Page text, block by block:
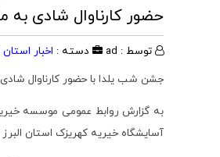
حضور کارناوال شادی به
توسط : ad دسته : اخبار استان
جشن شب یلدا با حضور کارناوال
به گزارش روابط عمومی موسسه
آسایشگاه خیریه کهریزک استان